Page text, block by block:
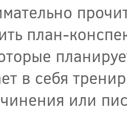
план-
в себя
или